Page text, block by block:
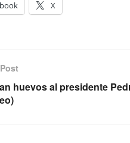
X
huevos al presidente